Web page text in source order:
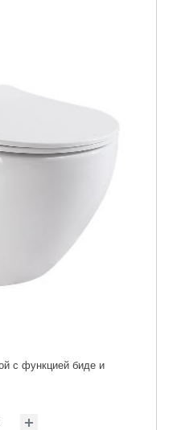
с функцией биде и